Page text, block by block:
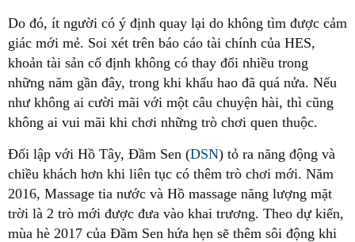
Do đó, ít người có ý định quay lại do không tìm được cảm
giác mới mẻ. Soi xét trên báo cáo tài chính của HES,
khoản tài sản cố định không có thay đổi nhiều trong
những năm gần đây, trong khi khấu hao đã quá nửa. Nếu
như không ai cười mãi với một câu chuyện hài, thì cũng
không ai vui mãi khi chơi những trò chơi quen thuộc.
Đối lập với Hồ Tây, Đầm Sen (DSN) tỏ ra năng động và
chiều khách hơn khi liên tục có thêm trò chơi mới. Năm
2016, Massage tia nước và Hồ massage năng lượng mặt
trời là 2 trò mới được đưa vào khai trương. Theo dự kiến,
mùa hè 2017 của Đầm Sen hứa hẹn sẽ thêm sôi động khi